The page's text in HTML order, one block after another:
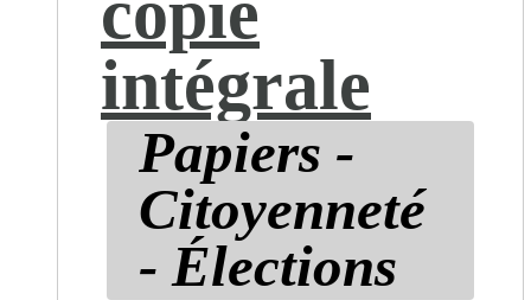
intégrale
Papiers -
Citoyenneté
- Élections